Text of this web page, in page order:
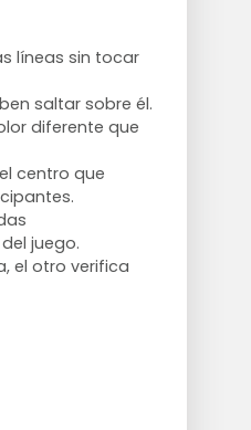
líneas sin tocar
saltar sobre él.
diferente que
centro que
juego.
el otro verifica